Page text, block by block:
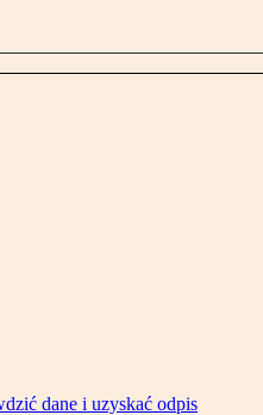
dane i uzyskać odpis